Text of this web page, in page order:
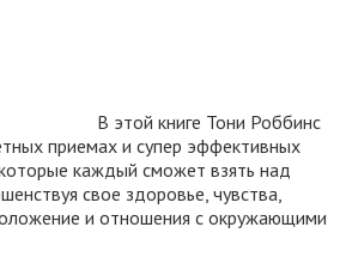
В этой книге Тони Роббинс
приемах и супер эффективных
которые каждый сможет взять над
свое здоровье, чувства,
и отношения с окружающими